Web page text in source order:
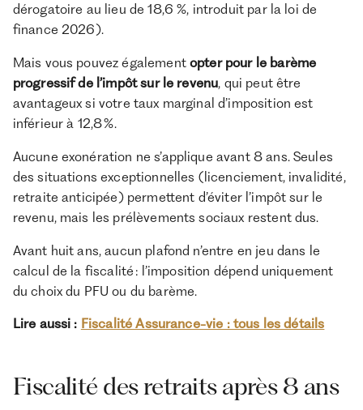
dérogatoire au lieu de 18,6 %, introduit par la loi de
finance 2026).
Mais vous pouvez égalementopter pour le barème
progressif de l’impôt sur le revenu, qui peut être
avantageux si votre taux marginal d’imposition est
inférieur à 12,8 %.
Aucune exonération ne s’applique avant 8 ans. Seules
des situations exceptionnelles (licenciement, invalidité,
retraite anticipée) permettent d’éviter l’impôt sur le
revenu, mais les prélèvements sociaux restent dus.
Avant huit ans, aucun plafond n’entre en jeu dans le
calcul de la fiscalité : l’imposition dépend uniquement
du choix du PFU ou du barème.
Lire aussi : Fiscalité Assurance-vie : tous les détails
Fiscalité des retraits après 8 ans